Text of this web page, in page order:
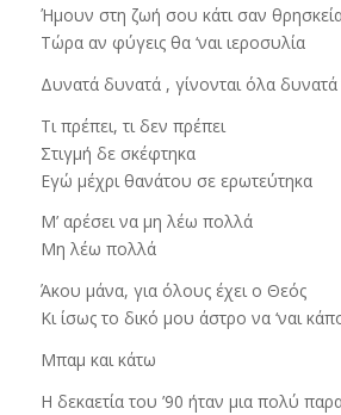
Ήμουν στη ζωή σου κάτι σαν
Τώρα αν φύγεις θα ‘ναι ιεροσυλία
Δυνατά δυνατά , γίνονται όλα δυνατά
Τι πρέπει, τι δεν πρέπει
Στιγμή δε σκέφτηκα
Εγώ μέχρι θανάτου σε ερωτεύτηκα
Μ’ αρέσει να μη λέω πολλά
Μη λέω πολλά
Άκου μάνα, για όλους έχει ο Θεός
Κι ίσως το δικό μου άστρο να ‘ναι
Μπαμ και κάτω
Η δεκαετία του ’90 ήταν μια πολύ